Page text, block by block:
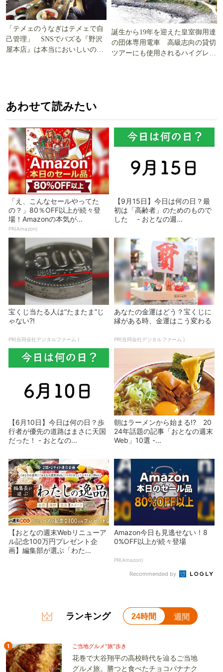
「テメェのうなぎはテメェで自
己管理」 SNSでバズる『野沢
屋本店』は本当においしいの
誕生から19年を迎えた皇室御用達
の団体専用電車 高級志向の貸切
ツアーにも使用されるハイグレー
あわせて読みたい
「え、こんなセールやってた
の？」80％OFF以上が続々登
場！Amazonの本気が...
PR(Amazon)
【9月15日】今日は何の日？最
初は「高齢者」のためのもので
した - おとなの週...
宝くじ当たる人は“たまたま”じ
ゃない?!
PR(合同会社デジタルファーム )
あなたの金運はどう？宝くじに
縁がある時、金運はこう変わる
PR(合同会社デジタルファーム )
【6月10日】今日は何の日？歩
行者が優先の道路はまさに天国
だった！ - おとなの...
朝はラーメンから始まる!? 20
24年話題の記事「おとなの週末
Web」10選 -...
【おとなの週末Webリニューア
ル記念100万円プレゼント企
画】編集部が選ぶ「わた...
Amazon今日も見逃せない！8
0%OFF以上が続々登場
PR(Amazon)
Recommended by
ランキング 24時間 週間
1 ご当地グルメ“旅”歩き
花巻で大谷翔平の高校時代を辿るご当地
グルメ旅。勝つと食べたチョコバナナク